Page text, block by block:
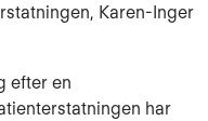
Karen-Inger
efter en
har